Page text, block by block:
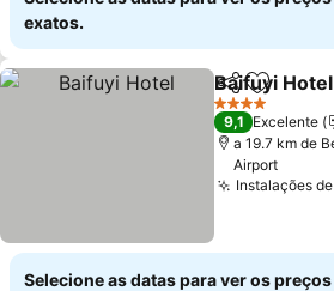
exatos.
Partilhar
Baifuyi Hotel
4 Estrelas
9,1 Excelente
a 19.7 km de
Airport
Instalações
Selecione as datas para ver os preços